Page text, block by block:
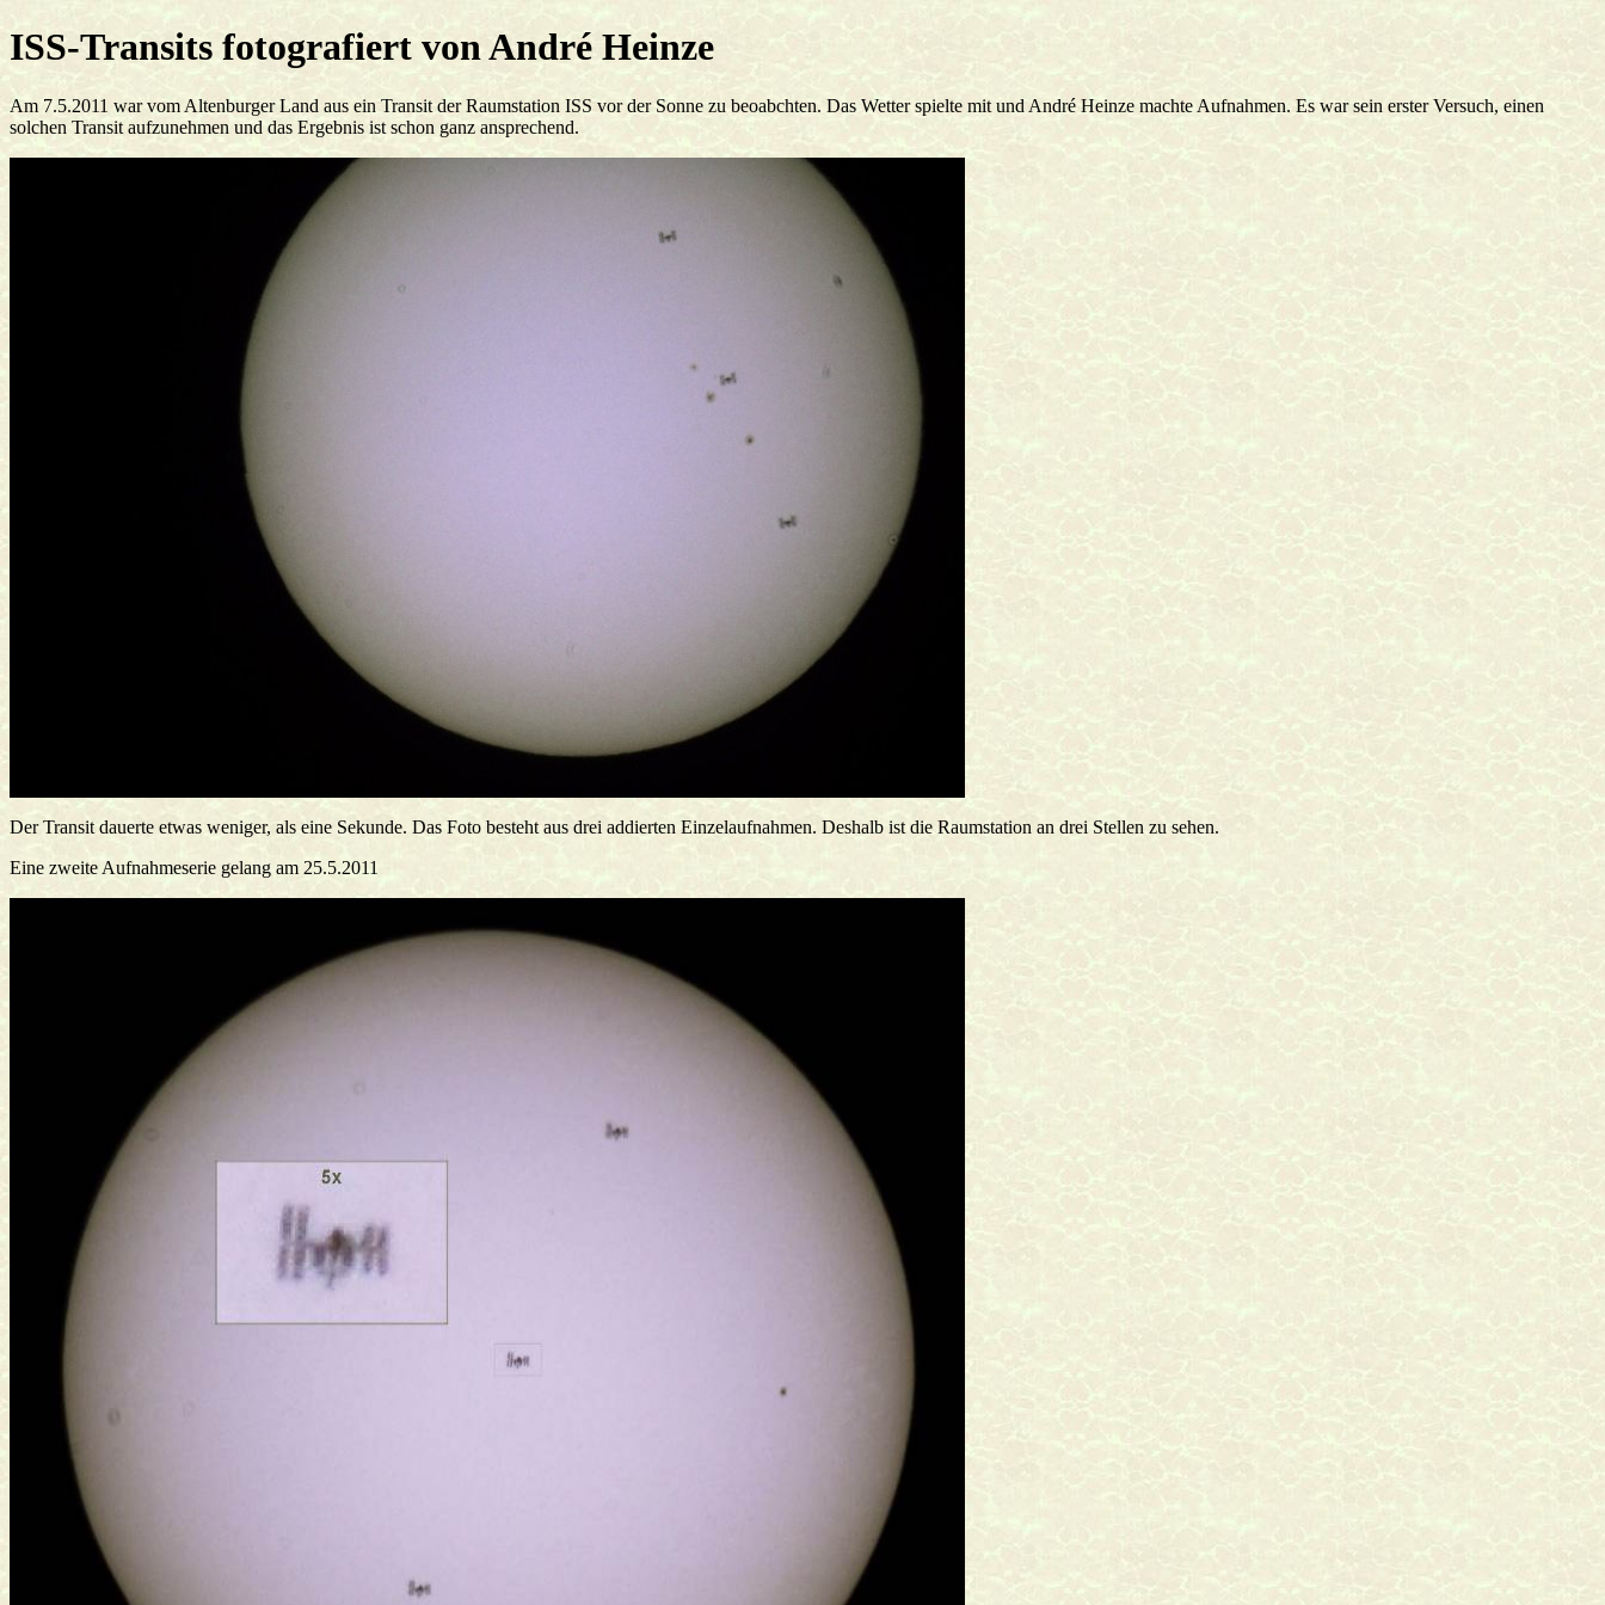
ISS-Transits fotografiert von André Heinze
Am 7.5.2011 war vom Altenburger Land aus ein Transit der Raumstation ISS vor der Sonne zu beoabchten. Das Wetter spielte mit und André Heinze machte Aufnahmen. Es war sein erster Versuch, einen
solchen Transit aufzunehmen und das Ergebnis ist schon ganz ansprechend.
Der Transit dauerte etwas weniger, als eine Sekunde. Das Foto besteht aus drei addierten Einzelaufnahmen. Deshalb ist die Raumstation an drei Stellen zu sehen.
Eine zweite Aufnahmeserie gelang am 25.5.2011